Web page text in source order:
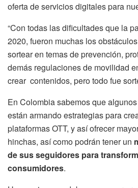
oferta de servicios digitales para
“Con todas las dificultades que la
2020, fueron muchas los
sortear en temas de prevención,
demás regulaciones de movilidad
crear contenidos, pero todo fue
En Colombia sabemos que
están armando estrategias para
plataformas OTT, y así ofrecer
hinchas, así como podrán tener un
de sus seguidores para
consumidores.